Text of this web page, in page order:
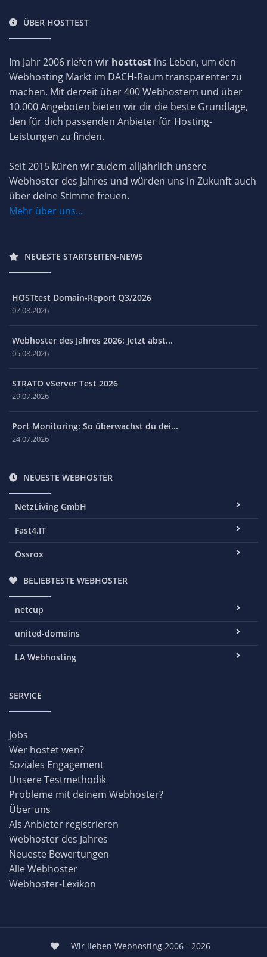
ÜBER HOSTTEST
Im Jahr 2006 riefen wir hosttest ins Leben, um den
Webhosting Markt im DACH-Raum transparenter zu
machen. Mit derzeit über 400 Webhostern und über
10.000 Angeboten bieten wir dir die beste Grundlage,
den für dich passenden Anbieter für Hosting-
Leistungen zu finden.
Seit 2015 küren wir zudem alljährlich unsere
Webhoster des Jahres und würden uns in Zukunft auch
über deine Stimme freuen.
Mehr über uns...
NEUESTE STARTSEITEN-NEWS
HOSTtest Domain-Report Q3/2026
07.08.2026
Webhoster des Jahres 2026: Jetzt abst...
05.08.2026
STRATO vServer Test 2026
29.07.2026
Port Monitoring: So überwachst du dei...
24.07.2026
NEUESTE WEBHOSTER
NetzLiving GmbH
Fast4.IT
Ossrox
BELIEBTESTE WEBHOSTER
netcup
united-domains
LA Webhosting
SERVICE
Jobs
Wer hostet wen?
Soziales Engagement
Unsere Testmethodik
Probleme mit deinem Webhoster?
Über uns
Als Anbieter registrieren
Webhoster des Jahres
Neueste Bewertungen
Alle Webhoster
Webhoster-Lexikon
Wir lieben Webhosting 2006 - 2026